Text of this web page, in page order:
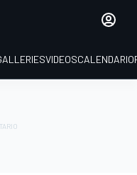
VIDEOSCALENDARIO